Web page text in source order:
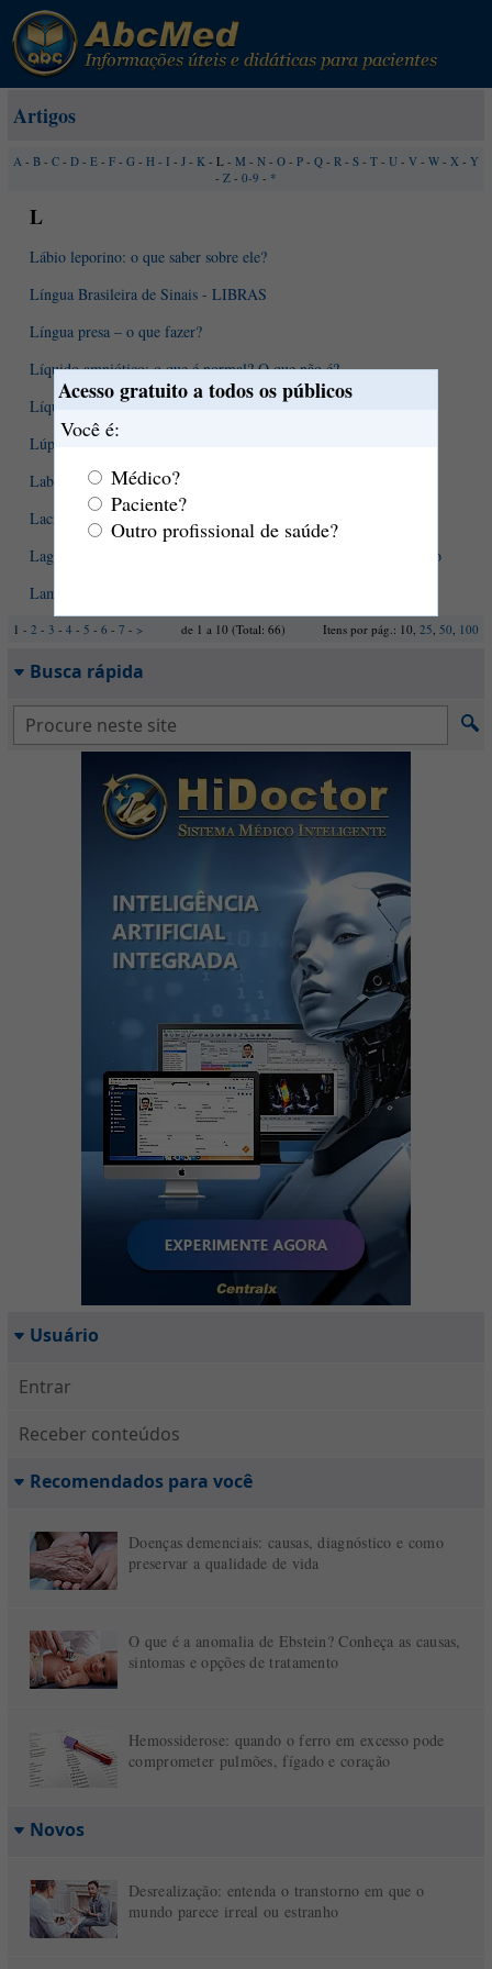
Acesso gratuito a todos os públicos
Você é:
Médico?
Paciente?
Outro profissional de saúde?
Artigos
A - B - C - D - E - F - G - H - I - J - K - L - M - N - O - P - Q - R - S - T - U - V - W - X - Y
- Z - 0-9 - *
L
Lábio leporino: o que saber sobre ele?
Língua Brasileira de Sinais - LIBRAS
Língua presa – o que fazer?
Líquido amniótico: o que é normal? O que não é?
Líquor - o que pode revelar sua análise?
Lúpus eritematoso. Entendendo um pouco mais esta condição.
Labirintite. O que devo saber sobre ela?
Lacrimejamento em bebês. O que fazer?
Lagoftalmo - causas, sintomas, diagnóstico, tratamento e evolução
Lama biliar - o que é?
Itens por pág.: 10, 25, 50, 100
1 - 2 - 3 - 4 - 5 - 6 - 7 - > de 1 a 10 (Total: 66)
Busca rápida
Usuário
Entrar
Receber conteúdos
Recomendados para você
Doenças demenciais: causas, diagnóstico e como
preservar a qualidade de vida
O que é a anomalia de Ebstein? Conheça as causas,
sintomas e opções de tratamento
Hemossiderose: quando o ferro em excesso pode
comprometer pulmões, fígado e coração
Novos
Desrealização: entenda o transtorno em que o
mundo parece irreal ou estranho